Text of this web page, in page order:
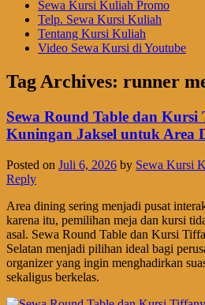
Sewa Kursi Kuliah Promo
Telp. Sewa Kursi Kuliah
Tentang Kursi Kuliah
Video Sewa Kursi di Youtube
Tag Archives: runner
Sewa Round Table dan
Kuningan Jaksel untuk Area
Posted on Juli 6, 2026 by Sewa Kursi
Reply
Area dining sering menjadi pusat
karena itu, pemilihan meja dan kursi
asal. Sewa Round Table dan Kursi
Selatan menjadi pilihan ideal bagi
organizer yang ingin menghadirkan
sekaligus berkelas.